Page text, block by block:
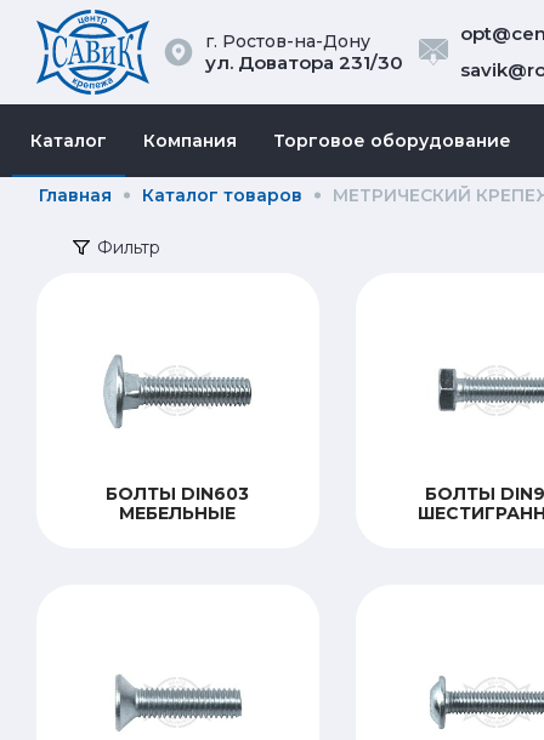
г. Ростов-на-Дону
ул. Доватора 231/30
Каталог Компания Торговое оборудование
Главная Каталог товаров МЕТРИЧЕСКИЙ
Фильтр
БОЛТЫ DIN603
МЕБЕЛЬНЫЕ
БОЛТЫ